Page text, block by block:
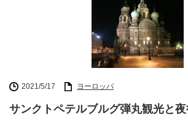
2021/5/17 ヨーロッパ
サンクトペテルブルグ弾丸観光と